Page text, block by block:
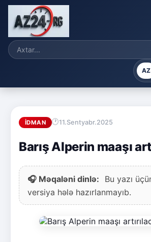
AZ
İDMAN 11.Sentyabr.2025
Barış Alperin maaşı
🎧 Məqaləni dinlə:
Bu yazı
versiya hələ hazırlanmayıb.